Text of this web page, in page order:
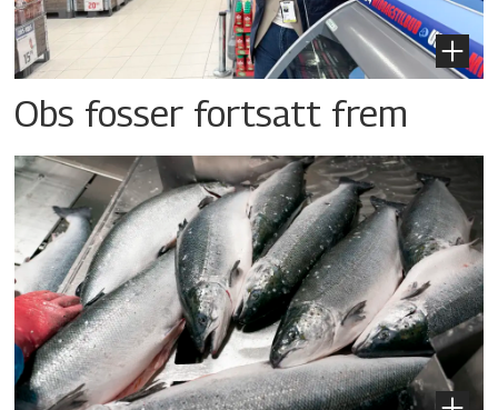
Obs fosser fortsatt frem